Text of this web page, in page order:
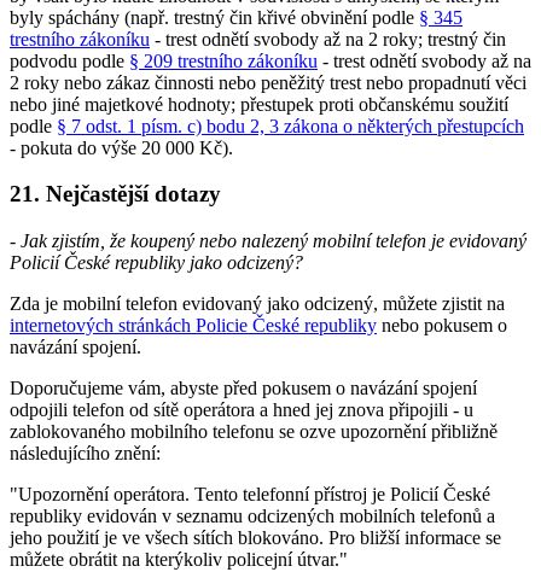
byly spáchány (např. trestný čin křivé obvinění podle § 345
trestního zákoníku - trest odnětí svobody až na 2 roky; trestný čin
podvodu podle § 209 trestního zákoníku - trest odnětí svobody až na
2 roky nebo zákaz činnosti nebo peněžitý trest nebo propadnutí věci
nebo jiné majetkové hodnoty; přestupek proti občanskému soužití
podle § 7 odst. 1 písm. c) bodu 2, 3 zákona o některých přestupcích
- pokuta do výše 20 000 Kč).
21. Nejčastější dotazy
- Jak zjistím, že koupený nebo nalezený mobilní telefon je evidovaný
Policií České republiky jako odcizený?
Zda je mobilní telefon evidovaný jako odcizený, můžete zjistit na
internetových stránkách Policie České republiky nebo pokusem o
navázání spojení.
Doporučujeme vám, abyste před pokusem o navázání spojení
odpojili telefon od sítě operátora a hned jej znova připojili - u
zablokovaného mobilního telefonu se ozve upozornění přibližně
následujícího znění:
"Upozornění operátora. Tento telefonní přístroj je Policií České
republiky evidován v seznamu odcizených mobilních telefonů a
jeho použití je ve všech sítích blokováno. Pro bližší informace se
můžete obrátit na kterýkoliv policejní útvar."